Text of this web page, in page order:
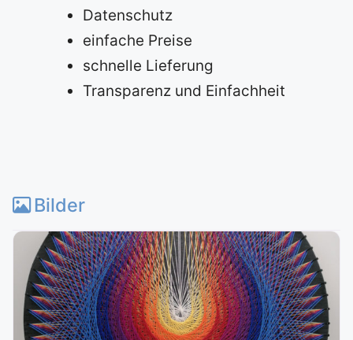
Datenschutz
einfache Preise
schnelle Lieferung
Transparenz und Einfachheit
Bilder